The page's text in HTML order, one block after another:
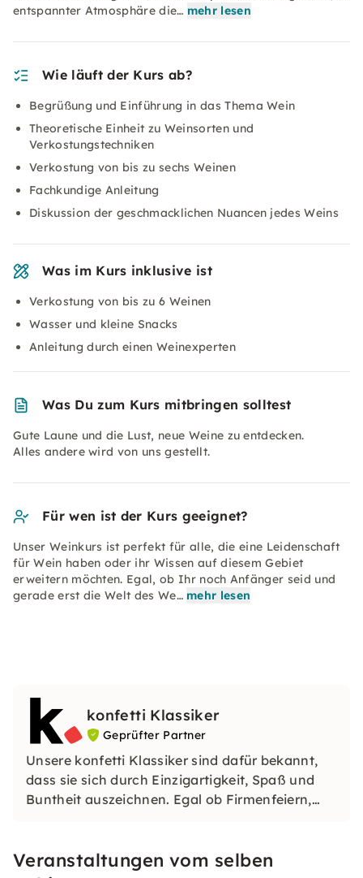
entspannter Atmosphäre die… mehr lesen
Wie läuft der Kurs ab?
Begrüßung und Einführung in das Thema Wein
Theoretische Einheit zu Weinsorten und
Verkostungstechniken
Verkostung von bis zu sechs Weinen
Fachkundige Anleitung
Diskussion der geschmacklichen Nuancen jedes Weins
Was im Kurs inklusive ist
Verkostung von bis zu 6 Weinen
Wasser und kleine Snacks
Anleitung durch einen Weinexperten
Was Du zum Kurs mitbringen solltest
Gute Laune und die Lust, neue Weine zu entdecken.
Alles andere wird von uns gestellt.
Für wen ist der Kurs geeignet?
Unser Weinkurs ist perfekt für alle, die eine Leidenschaft
für Wein haben oder ihr Wissen auf diesem Gebiet
erweitern möchten. Egal, ob Ihr noch Anfänger seid und
gerade erst die Welt des We… mehr lesen
konfetti Klassiker
Geprüfter Partner
Unsere konfetti Klassiker sind dafür bekannt,
dass sie sich durch Einzigartigkeit, Spaß und
Buntheit auszeichnen. Egal ob Firmenfeiern,
erleben, welches Du so schnell nicht vergessen
Veranstaltungen vom selben